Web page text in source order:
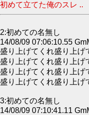
初めて立てた俺のスレ ..
2:初めての名無し
14/08/09 07:06:10.55
盛り上げてくれ盛り上げ
盛り上げてくれ盛り上げ
盛り上げてくれ盛り上げ
盛り上げてくれ盛り上げ
3:初めての名無し
14/08/09 07:10:41.11